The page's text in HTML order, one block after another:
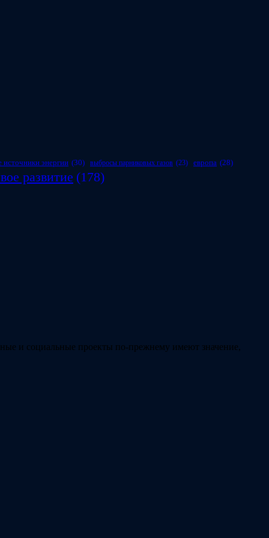
источники энергии (30) выбросы парниковых газов (23) европа (28)
развитие (178)
и социальные проекты по-прежнему имеют значение,